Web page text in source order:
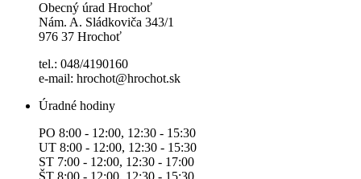
Obecný úrad Hrochoť
Nám. A. Sládkoviča 343/1
976 37 Hrochoť
tel.: 048/4190160
e-mail: hrochot@hrochot.sk
Úradné hodiny
PO 8:00 - 12:00, 12:30 - 15:30
UT 8:00 - 12:00, 12:30 - 15:30
ST 7:00 - 12:00, 12:30 - 17:00